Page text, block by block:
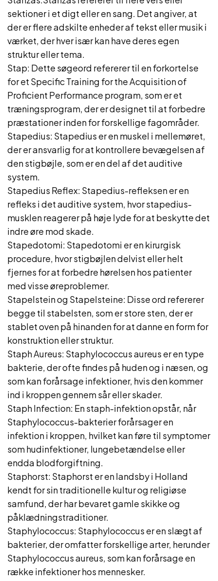
sektioner i et digt eller en sang. Det angiver, at
der er flere adskilte enheder af tekst eller musik i
værket, der hver især kan have deres egen
struktur eller tema.
Stap: Dette søgeord refererer til en forkortelse
for et Specific Training for the Acquisition of
Proficient Performance program, som er et
træningsprogram, der er designet til at forbedre
præstationer inden for forskellige fagområder.
Stapedius: Stapedius er en muskel i mellemøret,
der er ansvarlig for at kontrollere bevægelsen af
den stigbøjle, som er en del af det auditive
system.
Stapedius Reflex: Stapedius-refleksen er en
refleks i det auditive system, hvor stapedius-
musklen reagerer på høje lyde for at beskytte det
indre øre mod skade.
Stapedotomi: Stapedotomi er en kirurgisk
procedure, hvor stigbøjlen delvist eller helt
fjernes for at forbedre hørelsen hos patienter
med visse øreproblemer.
Stapelstein og Stapelsteine: Disse ord refererer
begge til stabelsten, som er store sten, der er
stablet oven på hinanden for at danne en form for
konstruktion eller struktur.
Staph Aureus: Staphylococcus aureus er en type
bakterie, der ofte findes på huden og i næsen, og
som kan forårsage infektioner, hvis den kommer
ind i kroppen gennem sår eller skader.
Staph Infection: En staph-infektion opstår, når
Staphylococcus-bakterier forårsager en
infektion i kroppen, hvilket kan føre til symptomer
som hudinfektioner, lungebetændelse eller
endda blodforgiftning.
Staphorst: Staphorst er en landsby i Holland
kendt for sin traditionelle kultur og religiøse
samfund, der har bevaret gamle skikke og
påklædningstraditioner.
Staphylococcus: Staphylococcus er en slægt af
bakterier, der omfatter forskellige arter, herunder
Staphylococcus aureus, som kan forårsage en
række infektioner hos mennesker.